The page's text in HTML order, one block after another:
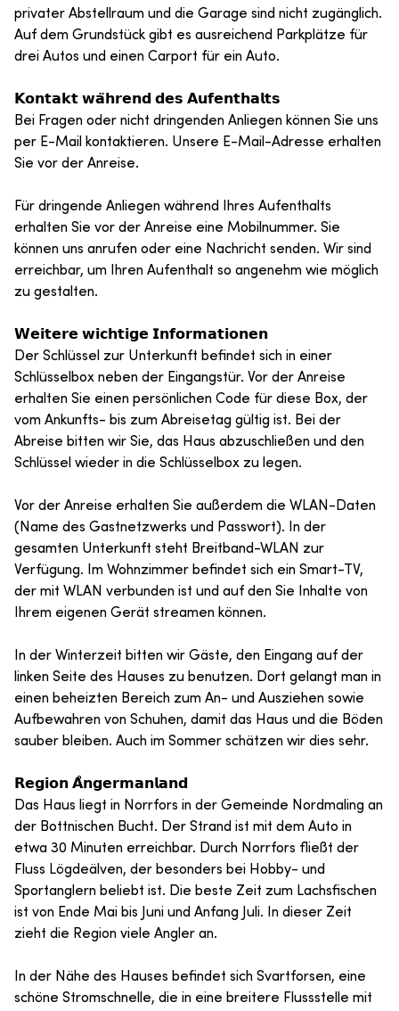
privater Abstellraum und die Garage sind nicht zugänglich.
Auf dem Grundstück gibt es ausreichend Parkplätze für
drei Autos und einen Carport für ein Auto.
𝗞𝗼𝗻𝘁𝗮𝗸𝘁 𝘄𝗮̈𝗵𝗿𝗲𝗻𝗱 𝗱𝗲𝘀 𝗔𝘂𝗳𝗲𝗻𝘁𝗵𝗮𝗹𝘁𝘀
Bei Fragen oder nicht dringenden Anliegen können Sie uns
per E-Mail kontaktieren. Unsere E-Mail-Adresse erhalten
Sie vor der Anreise.
Für dringende Anliegen während Ihres Aufenthalts
erhalten Sie vor der Anreise eine Mobilnummer. Sie
können uns anrufen oder eine Nachricht senden. Wir sind
erreichbar, um Ihren Aufenthalt so angenehm wie möglich
zu gestalten.
𝗪𝗲𝗶𝘁𝗲𝗿𝗲 𝘄𝗶𝗰𝗵𝘁𝗶𝗴𝗲 𝗜𝗻𝗳𝗼𝗿𝗺𝗮𝘁𝗶𝗼𝗻𝗲𝗻
Der Schlüssel zur Unterkunft befindet sich in einer
Schlüsselbox neben der Eingangstür. Vor der Anreise
erhalten Sie einen persönlichen Code für diese Box, der
vom Ankunfts- bis zum Abreisetag gültig ist. Bei der
Abreise bitten wir Sie, das Haus abzuschließen und den
Schlüssel wieder in die Schlüsselbox zu legen.
Vor der Anreise erhalten Sie außerdem die WLAN-Daten
(Name des Gastnetzwerks und Passwort). In der
gesamten Unterkunft steht Breitband-WLAN zur
Verfügung. Im Wohnzimmer befindet sich ein Smart-TV,
der mit WLAN verbunden ist und auf den Sie Inhalte von
Ihrem eigenen Gerät streamen können.
In der Winterzeit bitten wir Gäste, den Eingang auf der
linken Seite des Hauses zu benutzen. Dort gelangt man in
einen beheizten Bereich zum An- und Ausziehen sowie
Aufbewahren von Schuhen, damit das Haus und die Böden
sauber bleiben. Auch im Sommer schätzen wir dies sehr.
𝗥𝗲𝗴𝗶𝗼𝗻 𝗔̊𝗻𝗴𝗲𝗿𝗺𝗮𝗻𝗹𝗮𝗻𝗱
Das Haus liegt in Norrfors in der Gemeinde Nordmaling an
der Bottnischen Bucht. Der Strand ist mit dem Auto in
etwa 30 Minuten erreichbar. Durch Norrfors fließt der
Fluss Lögdeälven, der besonders bei Hobby- und
Sportanglern beliebt ist. Die beste Zeit zum Lachsfischen
ist von Ende Mai bis Juni und Anfang Juli. In dieser Zeit
zieht die Region viele Angler an.
In der Nähe des Hauses befindet sich Svartforsen, eine
schöne Stromschnelle, die in eine breitere Flussstelle mit